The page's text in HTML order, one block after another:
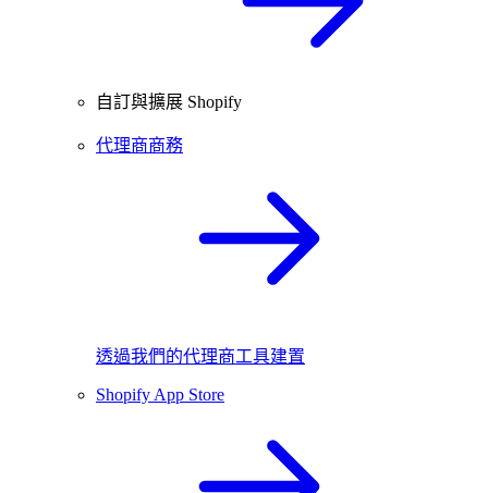
自訂與擴展 Shopify
代理商商務
透過我們的代理商工具建置
Shopify App Store